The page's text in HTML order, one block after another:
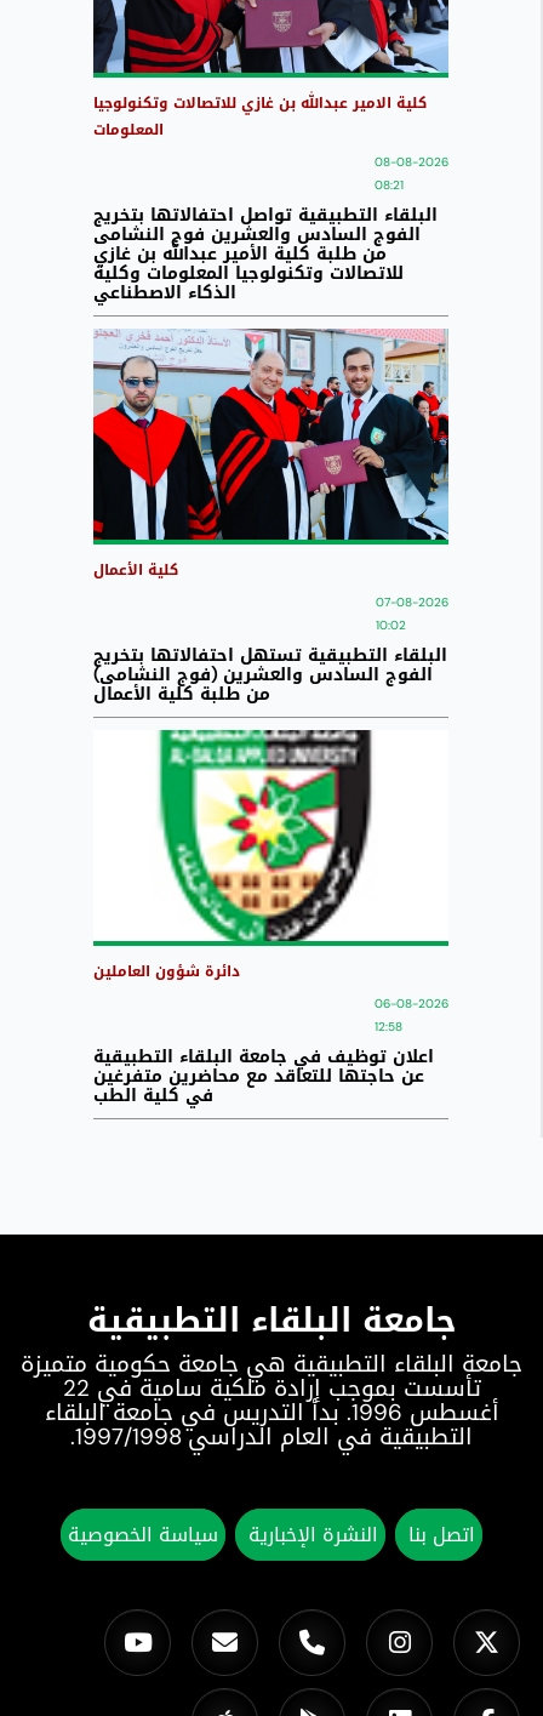
كلية الامير عبدالله بن غازي للاتصالات وتكنولوجيا
المعلومات
08-08-2026
08:21
البلقاء التطبيقية تواصل احتفالاتها بتخريج
الفوج السادس والعشرين فوج النشامى
من طلبة كلية الأمير عبدالله بن غازي
للاتصالات وتكنولوجيا المعلومات وكلية
الذكاء الاصطناعي
كلية الأعمال
07-08-2026
10:02
البلقاء التطبيقية تستهل احتفالاتها بتخريج
الفوج السادس والعشرين (فوج النشامى)
من طلبة كلية الأعمال
دائرة شؤون العاملين
06-08-2026
12:58
اعلان توظيف في جامعة البلقاء التطبيقية
عن حاجتها للتعاقد مع محاضرين متفرغين
في كلية الطب
جامعة البلقاء التطبيقية
جامعة البلقاء التطبيقية هي جامعة حكومية متميزة
تأسست بموجب إرادة ملكية سامية في 22
أغسطس 1996. بدأ التدريس في جامعة البلقاء
التطبيقية في العام الدراسي 1997/1998.
اتصل بنا النشرة الإخبارية سياسة الخصوصية